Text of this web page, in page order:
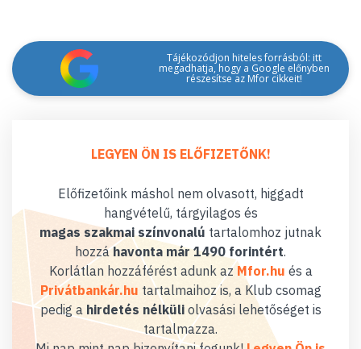
Tájékozódjon hiteles forrásból: itt
megadhatja, hogy a Google előnyben
részesítse az Mfor cikkeit!
LEGYEN ÖN IS ELŐFIZETŐNK!
Előfizetőink máshol nem olvasott, higgadt
hangvételű, tárgyilagos és
magas szakmai színvonalú tartalomhoz jutnak
hozzáhavonta már 1490 forintért.
Korlátlan hozzáférést adunk az Mfor.hu és a
Privátbankár.hu tartalmaihoz is, a Klub csomag
pedig a hirdetés nélküliolvasási lehetőséget is
tartalmazza.